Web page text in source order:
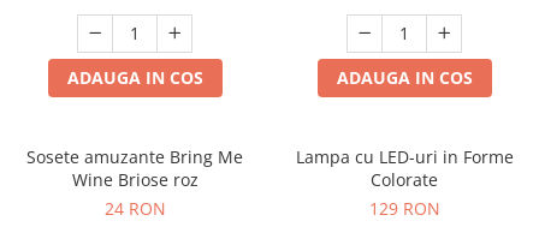
ADAUGA IN COS ADAUGA IN COS
Sosete amuzante Bring Me
Wine Briose roz
24 RON
Lampa cu LED-uri in Forme
Colorate
129 RON